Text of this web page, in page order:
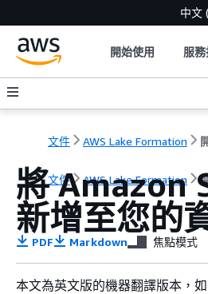
中文
開始使用 服
文件 AWS Lake Formation
文件 AWS Lake Formation
將 Amazon
新增至您的
PDF Markdown 焦點模式
本文為英文版的機器翻譯版本，